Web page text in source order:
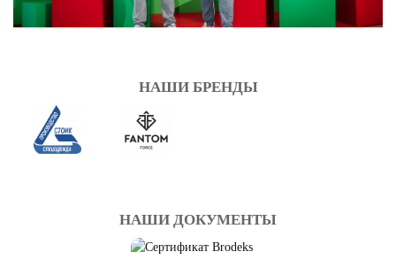
НАШИ БРЕНДЫ
НАШИ ДОКУМЕНТЫ